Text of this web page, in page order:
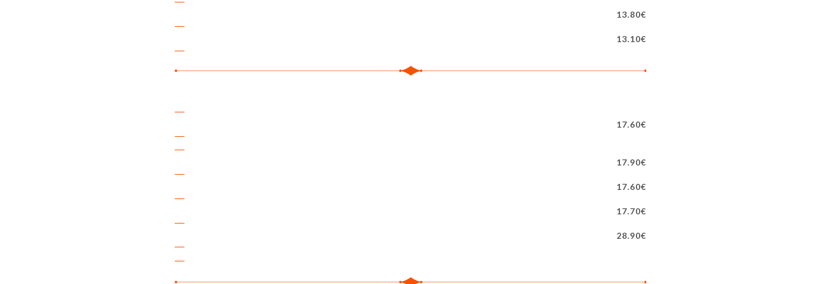
13.80€
13.10€
17.60€
17.90€
17.60€
17.70€
28.90€